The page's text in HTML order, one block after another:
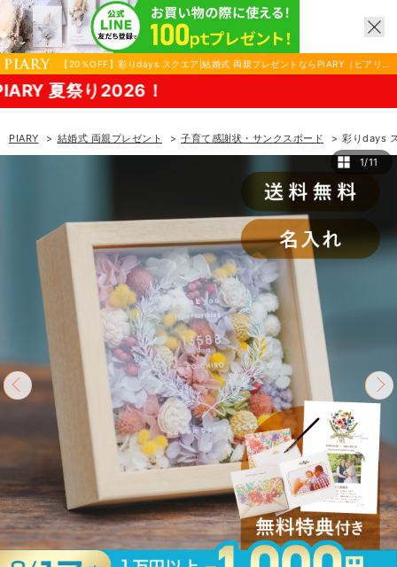
【20％OFF】彩りdays スクエア|結婚式 両親プレゼントならPIARY（ピアリ
ー）
PIARY 結婚式 両親プレゼント 子育て感謝状・サンクスボード
彩りdays
1/11